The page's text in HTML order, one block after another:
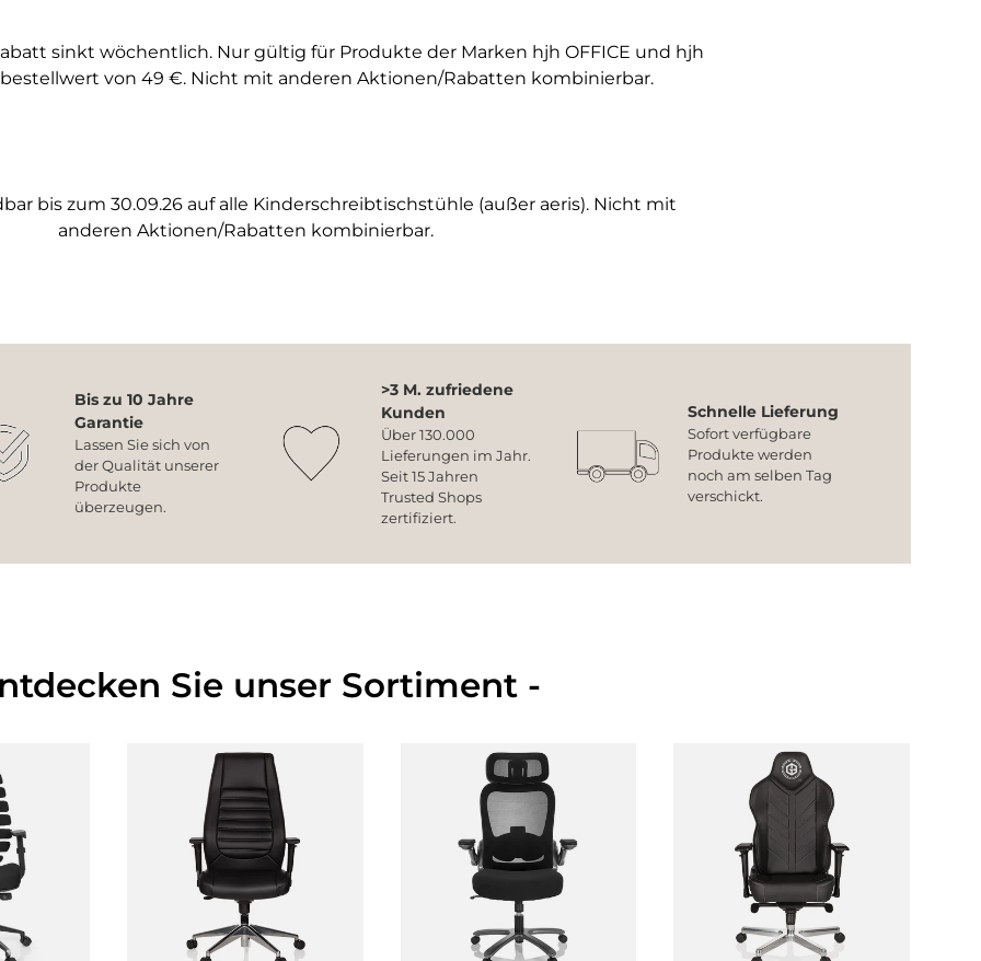
sinkt wöchentlich. Nur gültig für Produkte der Marken hjh OFFICE und hjh
von 49 €. Nicht mit anderen Aktionen/Rabatten kombinierbar.
bis zum 30.09.26 auf alle Kinderschreibtischstühle (außer aeris). Nicht mit
anderen Aktionen/Rabatten kombinierbar.
Bis zu 10 Jahre
Garantie
Lassen Sie sich von
der Qualität unserer
Produkte
überzeugen.
>3 M. zufriedene
Kunden
Über 130.000
Lieferungen im Jahr.
Seit 15 Jahren
Trusted Shops
zertifiziert.
Schnelle Lieferung
Sofort verfügbare
Produkte werden
noch am selben Tag
verschickt.
Sie unser Sortiment -